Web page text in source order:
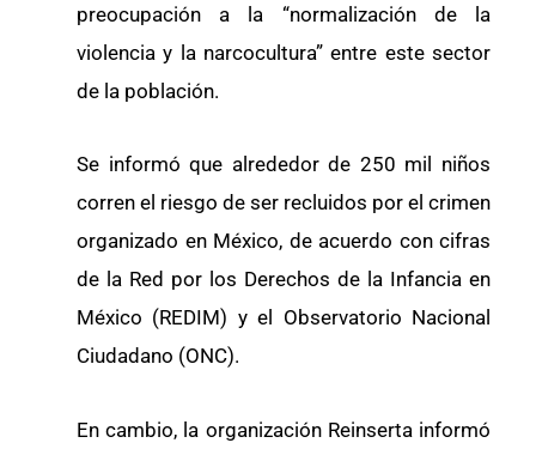
preocupación a la “normalización de la
violencia y la narcocultura” entre este sector
de la población.
Se informó que alrededor de 250 mil niños
corren el riesgo de ser recluidos por el crimen
organizado en México, de acuerdo con cifras
de la Red por los Derechos de la Infancia en
México (REDIM) y el Observatorio Nacional
Ciudadano (ONC).
En cambio, la organización Reinserta informó